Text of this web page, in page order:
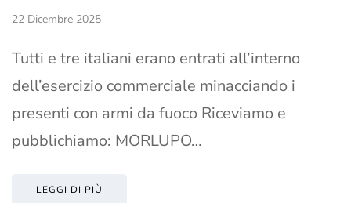
22 Dicembre 2025
Tutti e tre italiani erano entrati all’interno
dell’esercizio commerciale minacciando i
presenti con armi da fuoco Riceviamo e
pubblichiamo: MORLUPO…
LEGGI DI PIÙ